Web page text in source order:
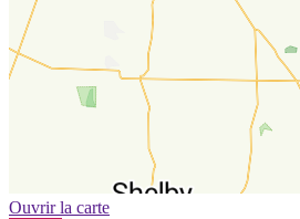
Ouvrir la carte